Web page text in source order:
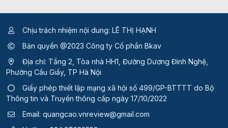
Chịu trách nhiệm nội dung: LÊ THỊ HẠNH
Bản quyền @2023 Công ty Cổ phần Bkav
Địa chỉ: Tầng 2, Tòa nhà HH1, Đường Dương Đình Nghệ,
Phường Cầu Giấy, TP Hà Nội
Giấy phép thiết lập mạng xã hội số 499/GP-BTTTT do Bộ
Thông tin và Truyền thông cấp ngày 17/10/2022
Email: quangcao.vnreview@gmail.com